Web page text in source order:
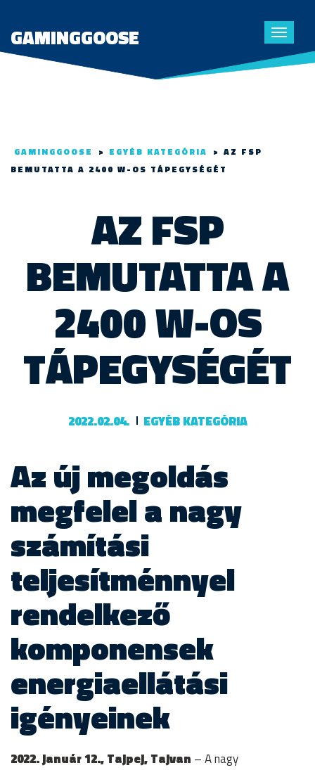
Toggle
GAMINGGOOSE
GAMINGGOOSE > EGYÉB KATEGÓRIA > AZ FSP
BEMUTATTA A 2400 W-OS TÁPEGYSÉGÉT
AZ FSP
BEMUTATTA A
2400 W-OS
TÁPEGYSÉGÉT
2022.02.04. EGYÉB KATEGÓRIA
Az új megoldás
megfelel a nagy
számítási
teljesítménnyel
rendelkező
komponensek
energiaellátási
igényeinek
2022. január 12., Tajpej, Tajvan – A nagy